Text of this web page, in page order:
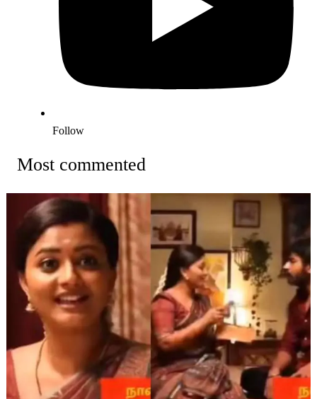
Follow
Most commented